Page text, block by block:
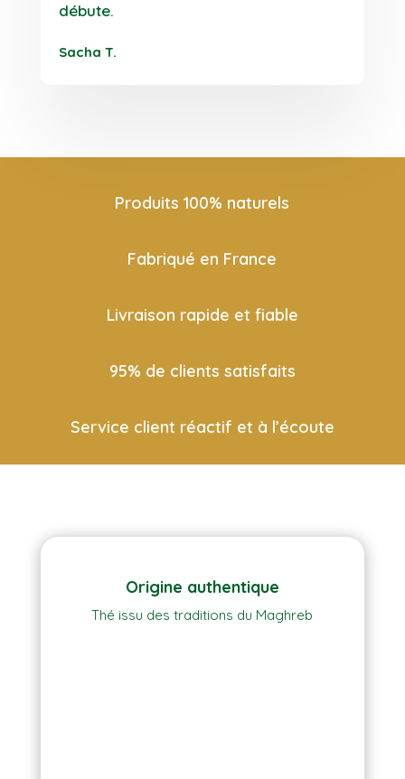
débute.
Sacha T.
Produits 100% naturels
Fabriqué en France
Livraison rapide et fiable
95% de clients satisfaits
Service client réactif et à l’écoute
Origine authentique
Thé issu des traditions du Maghreb